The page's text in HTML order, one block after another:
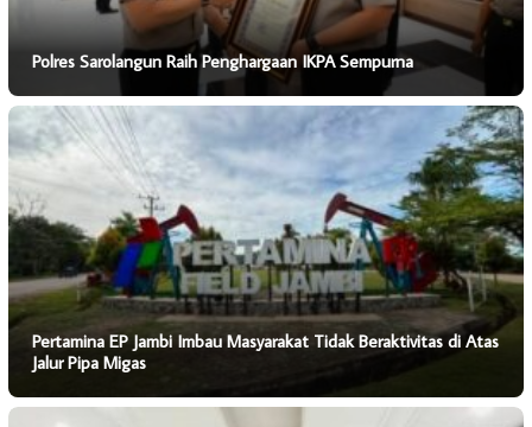
Polres Sarolangun Raih Penghargaan IKPA Sempurna
Pertamina EP Jambi Imbau Masyarakat Tidak Beraktivitas di Atas
Jalur Pipa Migas